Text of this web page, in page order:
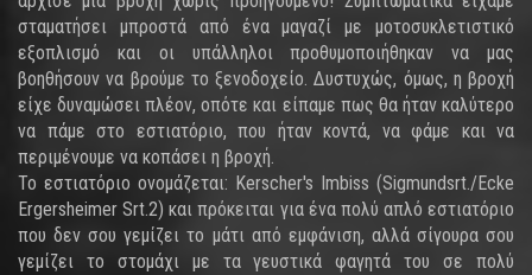
σταματήσει μπροστά από ένα μαγαζί με μοτοσυκλετιστικό
εξοπλισμό και οι υπάλληλοι προθυμοποιήθηκαν να μας
βοηθήσουν να βρούμε το ξενοδοχείο. Δυστυχώς, όμως, η βροχή
είχε δυναμώσει πλέον, οπότε και είπαμε πως θα ήταν καλύτερο
να πάμε στο εστιατόριο, που ήταν κοντά, να φάμε και να
περιμένουμε να κοπάσει η βροχή.
Το εστιατόριο ονομάζεται: Kerscher's Imbiss (Sigmundsrt./Ecke
Ergersheimer Srt.2) και πρόκειται για ένα πολύ απλό εστιατόριο
που δεν σου γεμίζει το μάτι από εμφάνιση, αλλά σίγουρα σου
γεμίζει το στομάχι με τα γευστικά φαγητά του σε πολύ